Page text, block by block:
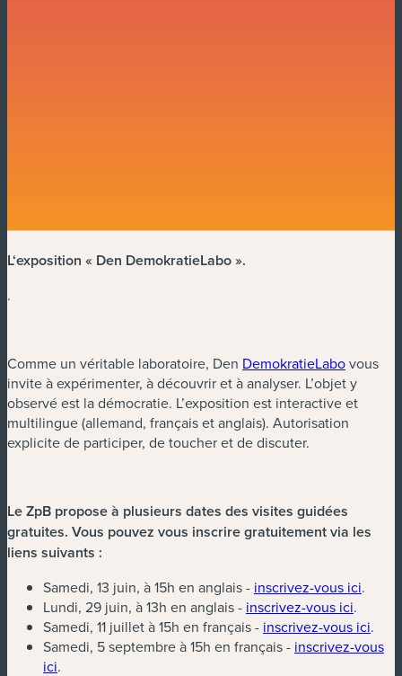
L‘exposition « Den DemokratieLabo ».
.
Comme un véritable laboratoire, Den DemokratieLabovous
invite à expérimenter, à découvrir et à analyser. L’objet y
observé est la démocratie. L’exposition est interactive et
multilingue (allemand, français et anglais). Autorisation
explicite de participer, de toucher et de discuter.
Le ZpB propose à plusieurs dates des visites guidées
gratuites. Vous pouvez vous inscrire gratuitement via les
liens suivants :
Samedi, 13 juin, à 15h en anglais - inscrivez-vous ici.
Lundi, 29 juin, à 13h en anglais - inscrivez-vous ici.
Samedi, 11 juillet à 15h en français - inscrivez-vous ici.
Samedi, 5 septembre à 15h en français - inscrivez-vous
ici.